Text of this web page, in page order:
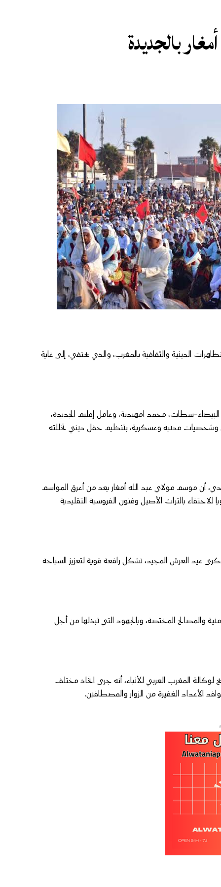
بالجديدة
الدينية والثقافية بالمغرب، والذي يحتفي، إلى غاية
سطات، محمد امهيدية، وعامل إقليم الجديدة،
وشخصيات مدنية وعسكرية، بتنظيم حفل ديني تخللته
أن موسم مولاي عبد الله أمغار يعد من أعرق المواسم
بالتراث الأصيل وفنون الفروسية التقليدية
عيد العرش المجيد، تشكل رافعة قوية لتعزيز السياحة
والمصالح المختصة، وبالجهود التي تبذلها من أجل
المغرب العربي للأنباء، أنه جرى اتخاذ مختلف
الأعداد الغفيرة من الزوار والمصطافين.